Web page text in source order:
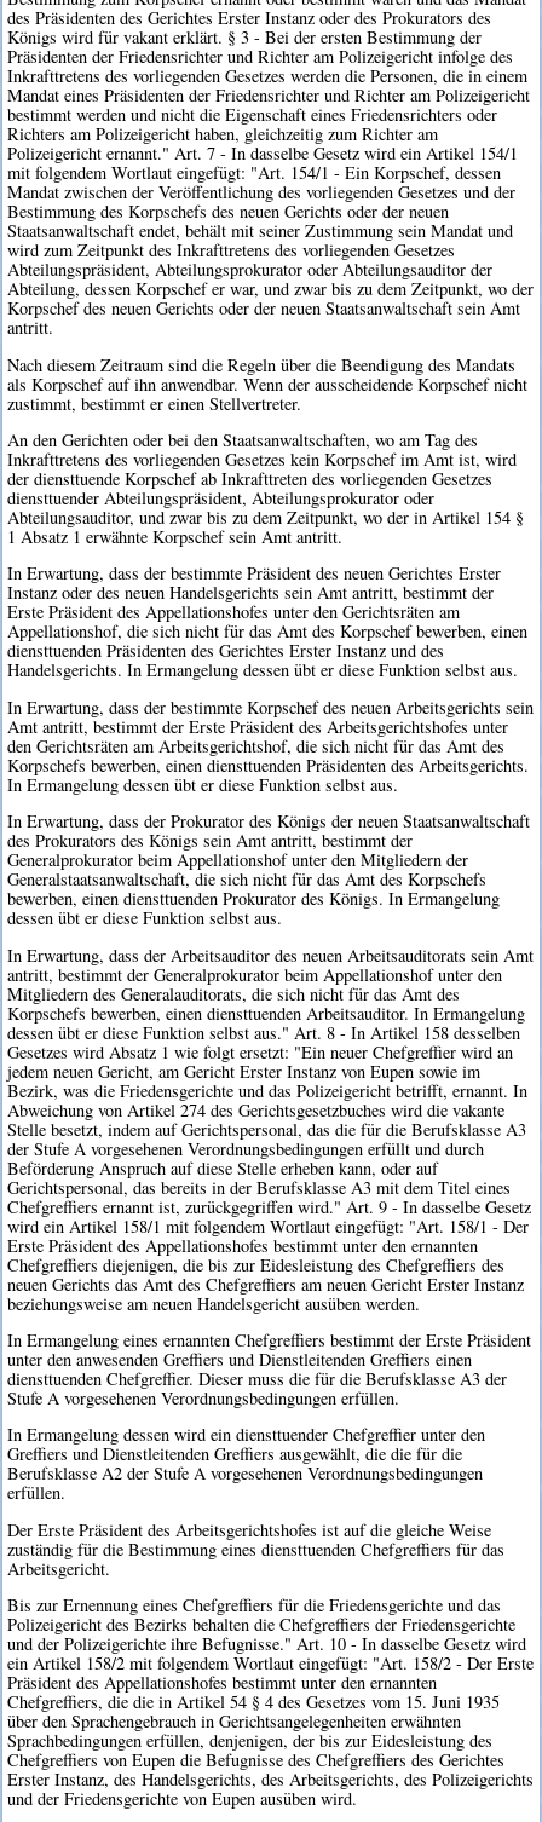
des Präsidenten des Gerichtes Erster Instanz oder des Prokurators des
Königs wird für vakant erklärt. § 3 - Bei der ersten Bestimmung der
Präsidenten der Friedensrichter und Richter am Polizeigericht infolge des
Inkrafttretens des vorliegenden Gesetzes werden die Personen, die in einem
Mandat eines Präsidenten der Friedensrichter und Richter am Polizeigericht
bestimmt werden und nicht die Eigenschaft eines Friedensrichters oder
Richters am Polizeigericht haben, gleichzeitig zum Richter am
Polizeigericht ernannt." Art. 7 - In dasselbe Gesetz wird ein Artikel 154/1
mit folgendem Wortlaut eingefügt: "Art. 154/1 - Ein Korpschef, dessen
Mandat zwischen der Veröffentlichung des vorliegenden Gesetzes und der
Bestimmung des Korpschefs des neuen Gerichts oder der neuen
Staatsanwaltschaft endet, behält mit seiner Zustimmung sein Mandat und
wird zum Zeitpunkt des Inkrafttretens des vorliegenden Gesetzes
Abteilungspräsident, Abteilungsprokurator oder Abteilungsauditor der
Abteilung, dessen Korpschef er war, und zwar bis zu dem Zeitpunkt, wo der
Korpschef des neuen Gerichts oder der neuen Staatsanwaltschaft sein Amt
antritt.
Nach diesem Zeitraum sind die Regeln über die Beendigung des Mandats
als Korpschef auf ihn anwendbar. Wenn der ausscheidende Korpschef nicht
zustimmt, bestimmt er einen Stellvertreter.
An den Gerichten oder bei den Staatsanwaltschaften, wo am Tag des
Inkrafttretens des vorliegenden Gesetzes kein Korpschef im Amt ist, wird
der diensttuende Korpschef ab Inkrafttreten des vorliegenden Gesetzes
diensttuender Abteilungspräsident, Abteilungsprokurator oder
Abteilungsauditor, und zwar bis zu dem Zeitpunkt, wo der in Artikel 154 §
1 Absatz 1 erwähnte Korpschef sein Amt antritt.
In Erwartung, dass der bestimmte Präsident des neuen Gerichtes Erster
Instanz oder des neuen Handelsgerichts sein Amt antritt, bestimmt der
Erste Präsident des Appellationshofes unter den Gerichtsräten am
Appellationshof, die sich nicht für das Amt des Korpschef bewerben, einen
diensttuenden Präsidenten des Gerichtes Erster Instanz und des
Handelsgerichts. In Ermangelung dessen übt er diese Funktion selbst aus.
In Erwartung, dass der bestimmte Korpschef des neuen Arbeitsgerichts sein
Amt antritt, bestimmt der Erste Präsident des Arbeitsgerichtshofes unter
den Gerichtsräten am Arbeitsgerichtshof, die sich nicht für das Amt des
Korpschefs bewerben, einen diensttuenden Präsidenten des Arbeitsgerichts.
In Ermangelung dessen übt er diese Funktion selbst aus.
In Erwartung, dass der Prokurator des Königs der neuen Staatsanwaltschaft
des Prokurators des Königs sein Amt antritt, bestimmt der
Generalprokurator beim Appellationshof unter den Mitgliedern der
Generalstaatsanwaltschaft, die sich nicht für das Amt des Korpschefs
bewerben, einen diensttuenden Prokurator des Königs. In Ermangelung
dessen übt er diese Funktion selbst aus.
In Erwartung, dass der Arbeitsauditor des neuen Arbeitsauditorats sein Amt
antritt, bestimmt der Generalprokurator beim Appellationshof unter den
Mitgliedern des Generalauditorats, die sich nicht für das Amt des
Korpschefs bewerben, einen diensttuenden Arbeitsauditor. In Ermangelung
dessen übt er diese Funktion selbst aus." Art. 8 - In Artikel 158 desselben
Gesetzes wird Absatz 1 wie folgt ersetzt: "Ein neuer Chefgreffier wird an
jedem neuen Gericht, am Gericht Erster Instanz von Eupen sowie im
Bezirk, was die Friedensgerichte und das Polizeigericht betrifft, ernannt. In
Abweichung von Artikel 274 des Gerichtsgesetzbuches wird die vakante
Stelle besetzt, indem auf Gerichtspersonal, das die für die Berufsklasse A3
der Stufe A vorgesehenen Verordnungsbedingungen erfüllt und durch
Beförderung Anspruch auf diese Stelle erheben kann, oder auf
Gerichtspersonal, das bereits in der Berufsklasse A3 mit dem Titel eines
Chefgreffiers ernannt ist, zurückgegriffen wird." Art. 9 - In dasselbe Gesetz
wird ein Artikel 158/1 mit folgendem Wortlaut eingefügt: "Art. 158/1 - Der
Erste Präsident des Appellationshofes bestimmt unter den ernannten
Chefgreffiers diejenigen, die bis zur Eidesleistung des Chefgreffiers des
neuen Gerichts das Amt des Chefgreffiers am neuen Gericht Erster Instanz
beziehungsweise am neuen Handelsgericht ausüben werden.
In Ermangelung eines ernannten Chefgreffiers bestimmt der Erste Präsident
unter den anwesenden Greffiers und Dienstleitenden Greffiers einen
diensttuenden Chefgreffier. Dieser muss die für die Berufsklasse A3 der
Stufe A vorgesehenen Verordnungsbedingungen erfüllen.
In Ermangelung dessen wird ein diensttuender Chefgreffier unter den
Greffiers und Dienstleitenden Greffiers ausgewählt, die die für die
Berufsklasse A2 der Stufe A vorgesehenen Verordnungsbedingungen
erfüllen.
Der Erste Präsident des Arbeitsgerichtshofes ist auf die gleiche Weise
zuständig für die Bestimmung eines diensttuenden Chefgreffiers für das
Arbeitsgericht.
Bis zur Ernennung eines Chefgreffiers für die Friedensgerichte und das
Polizeigericht des Bezirks behalten die Chefgreffiers der Friedensgerichte
und der Polizeigerichte ihre Befugnisse." Art. 10 - In dasselbe Gesetz wird
ein Artikel 158/2 mit folgendem Wortlaut eingefügt: "Art. 158/2 - Der Erste
Präsident des Appellationshofes bestimmt unter den ernannten
Chefgreffiers, die die in Artikel 54 § 4 des Gesetzes vom 15. Juni 1935
über den Sprachengebrauch in Gerichtsangelegenheiten erwähnten
Sprachbedingungen erfüllen, denjenigen, der bis zur Eidesleistung des
Chefgreffiers von Eupen die Befugnisse des Chefgreffiers des Gerichtes
Erster Instanz, des Handelsgerichts, des Arbeitsgerichts, des Polizeigerichts
und der Friedensgerichte von Eupen ausüben wird.